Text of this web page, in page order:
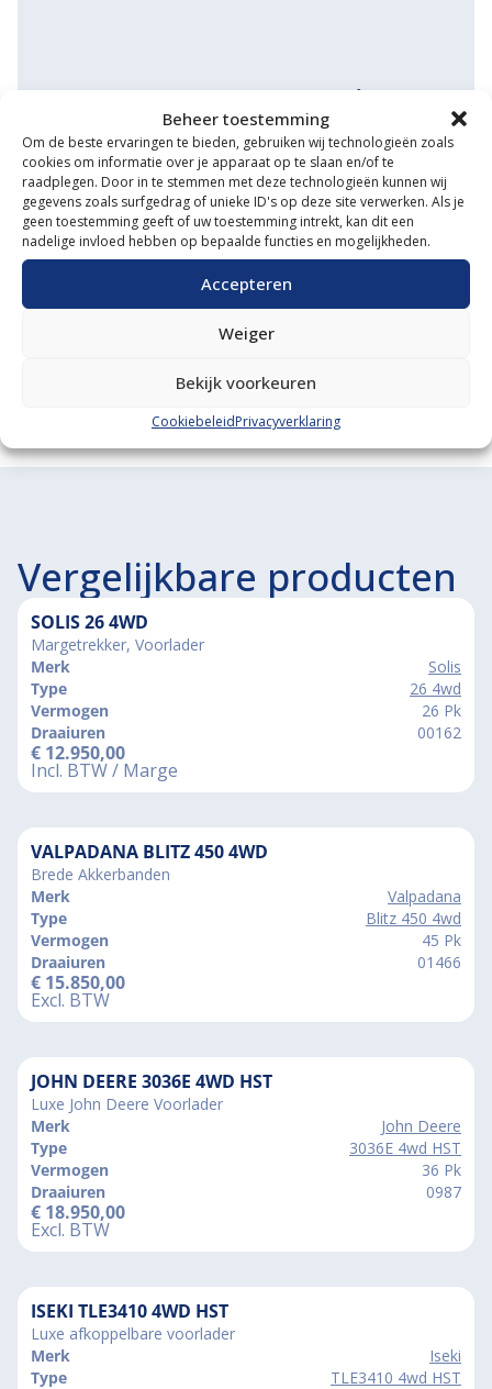
Beheer toestemming
Om de beste ervaringen te bieden, gebruiken wij technologieën zoals
cookies om informatie over je apparaat op te slaan en/of te
raadplegen. Door in te stemmen met deze technologieën kunnen wij
gegevens zoals surfgedrag of unieke ID's op deze site verwerken. Als je
geen toestemming geeft of uw toestemming intrekt, kan dit een
nadelige invloed hebben op bepaalde functies en mogelijkheden.
Accepteren
Weiger
Bekijk voorkeuren
CookiebeleidPrivacyverklaring
Waarom VM Service
Uitgebreide showroom
Eigen transportservice
Gespecialiseerde werkplaats
Grote voorraad minitrekkers
Vergelijkbare producten
SOLIS 26 4WD
Margetrekker, Voorlader
Merk
Solis
Type
26 4wd
Vermogen
26 Pk
Draaiuren
00162
€ 12.950,00
Incl. BTW / Marge
VALPADANA BLITZ 450 4WD
Brede Akkerbanden
Merk
Valpadana
Type
Blitz 450 4wd
Vermogen
45 Pk
Draaiuren
01466
€ 15.850,00
Excl. BTW
JOHN DEERE 3036E 4WD HST
Luxe John Deere Voorlader
Merk
John Deere
Type
3036E 4wd HST
Vermogen
36 Pk
Draaiuren
0987
€ 18.950,00
Excl. BTW
ISEKI TLE3410 4WD HST
Luxe afkoppelbare voorlader
Merk
Iseki
Type
TLE3410 4wd HST